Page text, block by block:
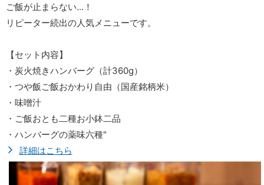
ご飯が止まらない...！
リピーター続出の人気メニューです。
【セット内容】
・炭火焼きハンバーグ（計360g）
・つや飯ご飯おかわり自由（国産銘柄米）
・味噌汁
・ご飯おとも二種お小鉢二品
・ハンバーグの薬味六種"
詳細はこちら